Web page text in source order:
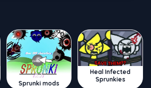
Sprunki mods
Heal Infected
Sprunkies